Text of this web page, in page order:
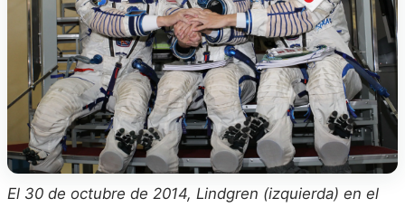
El 30 de octubre de 2014, Lindgren (izquierda) en el